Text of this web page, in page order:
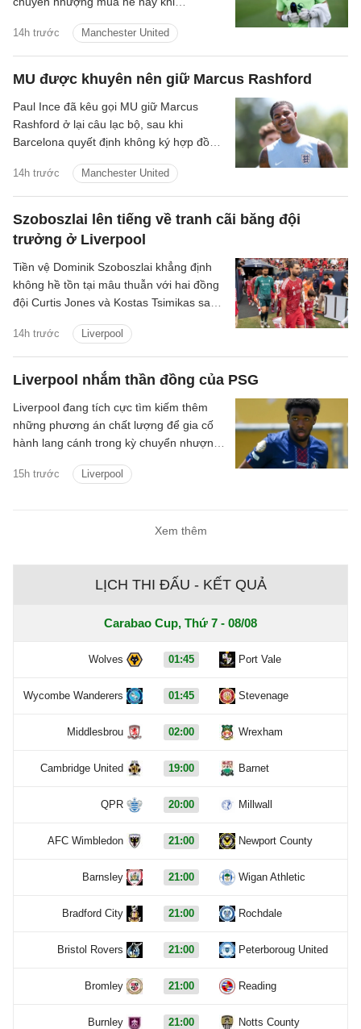
14h trước Manchester United
hoàn tất bản hợp đồng trị giá khoảng 15
triệu bảng.
MU được khuyên nên giữ Marcus Rashford
14h trước Manchester United
Paul Ince đã kêu gọi MU giữ Marcus
Rashford ở lại câu lạc bộ, sau khi
Barcelona quyết định không ký hợp đồng
Szoboszlai lên tiếng về tranh cãi băng đội
trưởng ở Liverpool
14h trước Liverpool
Tiền vệ Dominik Szoboszlai khẳng định
không hề tồn tại mâu thuẫn với hai đồng
đội Curtis Jones và Kostas Tsimikas sau
quan đến chiếc băng đội trưởng trong
chuyến du đấu hè của Liverpool tại Mỹ
gây xôn xao dư luận.
Liverpool nhắm thần đồng của PSG
15h trước Liverpool
Liverpool đang tích cực tìm kiếm thêm
những phương án chất lượng để gia cố
hành lang cánh trong kỳ chuyển nhượng
ngắm của đội chủ sân Anfield là tài năng
Xem thêm
LỊCH THI ĐẤU - KẾT QUẢ
Carabao Cup, Thứ 7 - 08/08
Wolves 01:45 Port Vale
Wycombe Wanderers 01:45 Stevenage
Middlesbrou 02:00 Wrexham
Cambridge United 19:00 Barnet
QPR 20:00 Millwall
AFC Wimbledon 21:00 Newport County
Barnsley 21:00 Wigan Athletic
Bradford City 21:00 Rochdale
Bristol Rovers 21:00 Peterboroug United
Bromley 21:00 Reading
Burnley 21:00 Notts County